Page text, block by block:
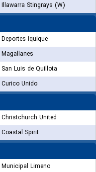
Illawarra Stingrays (W)
Deportes Iquique
Magallanes
San Luis de Quillota
Curico Unido
Christchurch United
Coastal Spirit
Municipal Limeno